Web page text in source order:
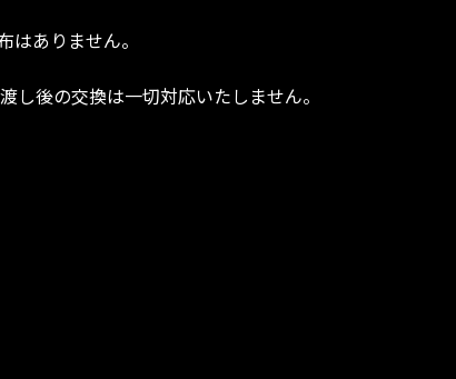
ありません。
後の交換は一切対応いたしません。